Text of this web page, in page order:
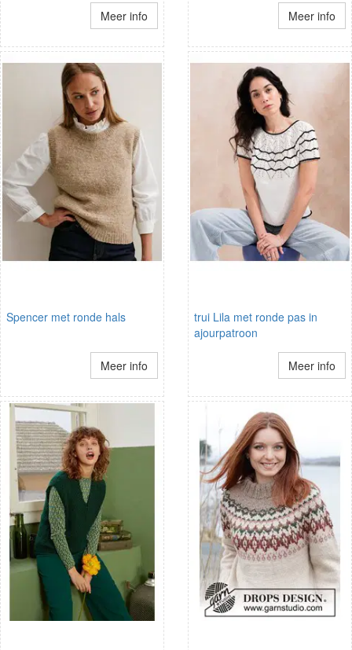
Meer info Meer info
Spencer met ronde hals
Meer info
trui Lila met ronde pas in
ajourpatroon
Meer info